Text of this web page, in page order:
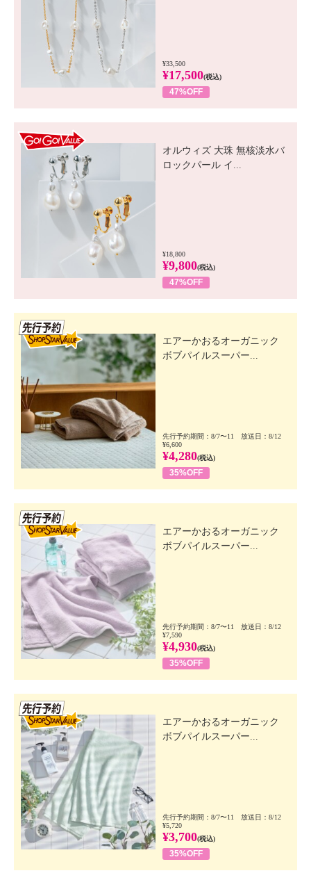
¥33,500
¥17,500(税込)
47%OFF
オルウィズ 大珠 無核淡水バ
ロックパール イ...
¥18,800
¥9,800(税込)
47%OFF
エアーかおるオーガニック
ボブパイルスーパー...
先行予約期間：8/7〜11 放送日：8/12
¥6,600
¥4,280(税込)
35%OFF
エアーかおるオーガニック
ボブパイルスーパー...
先行予約期間：8/7〜11 放送日：8/12
¥7,590
¥4,930(税込)
35%OFF
エアーかおるオーガニック
ボブパイルスーパー...
先行予約期間：8/7〜11 放送日：8/12
¥5,720
¥3,700(税込)
35%OFF